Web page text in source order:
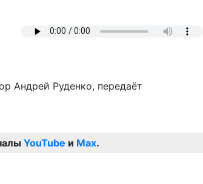
Андрей Руденко, передаёт
YouTube и Max.